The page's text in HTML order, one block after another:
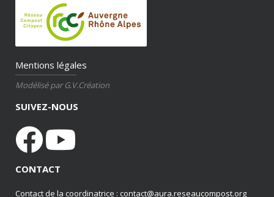
Mentions légales
Modélisé par G.V.Création
SUIVEZ-NOUS
CONTACT
Contact de la coordinatrice : contact@aura.reseaucompost.org